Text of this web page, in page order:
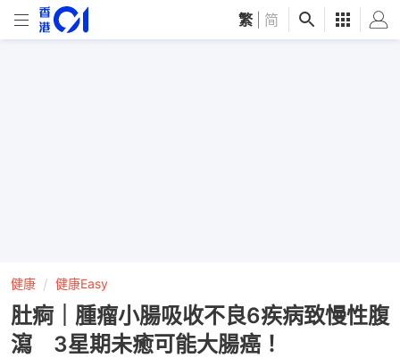
繁 简
健康 健康Easy
肚痾｜腫瘤小腸吸收不良6疾病致慢性腹
瀉 3星期未癒可能大腸癌！